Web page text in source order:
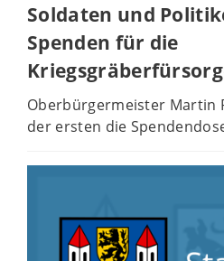
Soldaten und
Spenden für die
Oberbürgermeister Martin
der ersten die